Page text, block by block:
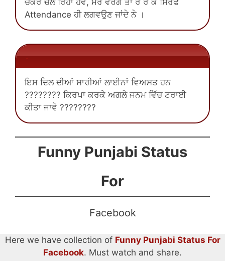
ਚੱਕਰ ਚੱਲ ਰਿਹਾ ਹੋਵੇ, ਮੇਰੇ ਵਰਗੇ ਤਾਂ ਰੋ ਰੋ ਕੇ ਸਿਰਫ
Attendance ਹੀ ਲਗਵਉਣ ਜਾਂਦੇ ਨੇ ।
.
ਇਸ ਦਿਲ ਦੀਆਂ ਸਾਰੀਆਂ ਲਾਈਨਾਂ ਵਿਅਸਤ ਹਨ
???????? ਕਿਰਪਾ ਕਰਕੇ ਅਗਲੇ ਜਨਮ ਵਿੱਚ ਟਰਾਈ
ਕੀਤਾ ਜਾਵੇ ????????
Funny Punjabi Status
For
Facebook
Here we have collection of Funny Punjabi Status For
Facebook. Must watch and share.